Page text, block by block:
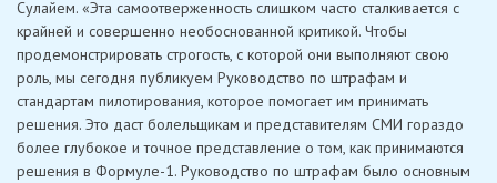
Сулайем. «Эта самоотверженность слишком часто сталкивается с
крайней и совершенно необоснованной критикой. Чтобы
продемонстрировать строгость, с которой они выполняют свою
роль, мы сегодня публикуем Руководство по штрафам и
стандартам пилотирования, которое помогает им принимать
решения. Это даст болельщикам и представителям СМИ гораздо
более глубокое и точное представление о том, как принимаются
решения в Формуле-1. Руководство по штрафам было основным